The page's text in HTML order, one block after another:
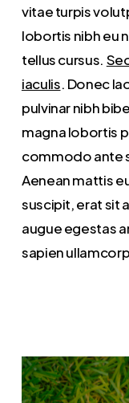
vitae turpis
lobortis nibh eu
tellus cursus.
iaculis. Donec
pulvinar nibh
magna lobortis
commodo ante
Aenean mattis
suscipit, erat sit
augue egestas
sapien